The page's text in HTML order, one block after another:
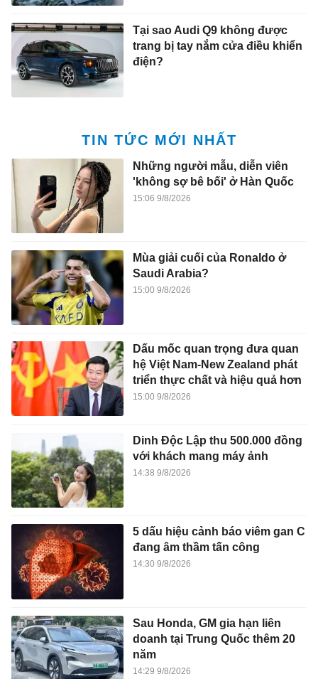
Tại sao Audi Q9 không được
trang bị tay nắm cửa điều khiển
điện?
TIN TỨC MỚI NHẤT
Những người mẫu, diễn viên
'không sợ bê bối' ở Hàn Quốc
15:06 9/8/2026
Mùa giải cuối của Ronaldo ở
Saudi Arabia?
15:00 9/8/2026
Dấu mốc quan trọng đưa quan
hệ Việt Nam-New Zealand phát
triển thực chất và hiệu quả hơn
15:00 9/8/2026
Dinh Độc Lập thu 500.000 đồng
với khách mang máy ảnh
14:38 9/8/2026
5 dấu hiệu cảnh báo viêm gan C
đang âm thầm tấn công
14:30 9/8/2026
Sau Honda, GM gia hạn liên
doanh tại Trung Quốc thêm 20
năm
14:29 9/8/2026